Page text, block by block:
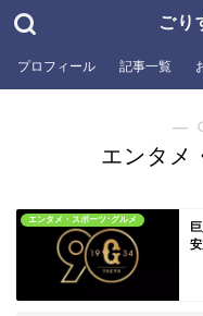
ごり
プロフィール 記事一覧
―
エンタメ
エンタメ・スポーツ･グルメ